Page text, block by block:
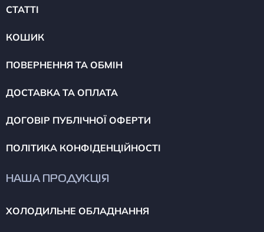
СТАТТІ
КОШИК
ПОВЕРНЕННЯ ТА ОБМІН
ДОСТАВКА ТА ОПЛАТА
ДОГОВІР ПУБЛІЧНОЇ ОФЕРТИ
ПОЛІТИКА КОНФІДЕНЦІЙНОСТІ
НАША ПРОДУКЦІЯ
ХОЛОДИЛЬНЕ ОБЛАДНАННЯ